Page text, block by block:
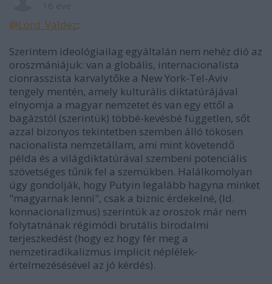
@Lord_Valdez:
Szerintem ideológiailag egyáltalán nem nehéz dió az
oroszmániájuk: van a globális, internacionalista
cionrasszista karvalytőke a New York-Tel-Aviv
tengely mentén, amely kulturális diktatúrájával
elnyomja a magyar nemzetet és van egy ettől a
bagázstól (szerintük) többé-kevésbé független, sőt
azzal bizonyos tekintetben szemben álló tökösen
nacionalista nemzetállam, ami mint követendő
példa és a világdiktatúrával szembeni potenciális
szövetséges tűnik fel a szemükben. Halálkomolyan
úgy gondolják, hogy Putyin legalább hagyna minket
"magyarnak lenni", csak a biznic érdekelné, (ld.
konnacionalizmus) szerintük az oroszok már nem
folytatnának régimódi brutális birodalmi
terjeszkedést (hogy ez hogy fér meg a
nemzetiradikalizmus implicit néplélek-
értelmezésésével az jó kérdés).